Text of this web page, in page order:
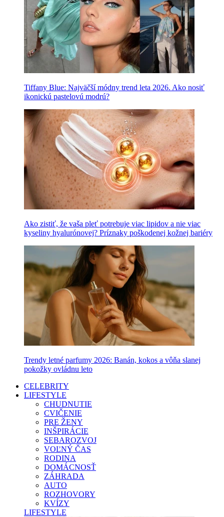
Tiffany Blue: Najväčší módny trend leta 2026. Ako nosiť
ikonickú pastelovú modrú?
Ako zistiť, že vaša pleť potrebuje viac lipidov a nie viac
kyseliny hyalurónovej? Príznaky poškodenej kožnej bariéry
Trendy letné parfumy 2026: Banán, kokos a vôňa slanej
pokožky ovládnu leto
CELEBRITY
LIFESTYLE
CHUDNUTIE
CVIČENIE
PRE ŽENY
INŠPIRÁCIE
SEBAROZVOJ
VOĽNÝ ČAS
RODINA
DOMÁCNOSŤ
ZÁHRADA
AUTO
ROZHOVORY
KVÍZY
LIFESTYLE